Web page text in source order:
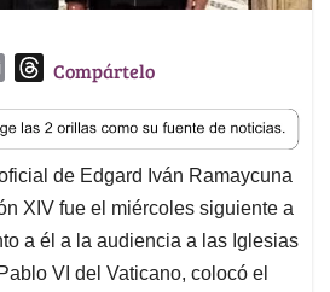
a
i
l
T
r
e
a
d
s
Compártelo
de Edgard Iván Ramaycuna
XIV fue el miércoles siguiente a
a él a la audiencia a las Iglesias
VI del Vaticano, colocó el